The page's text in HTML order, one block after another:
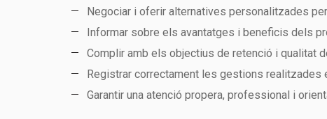
Negociar i oferir alternatives personalitzades
Informar sobre els avantatges i beneficis dels
Complir amb els objectius de retenció i qualitat
Registrar correctament les gestions realitzades
Garantir una atenció propera, professional i